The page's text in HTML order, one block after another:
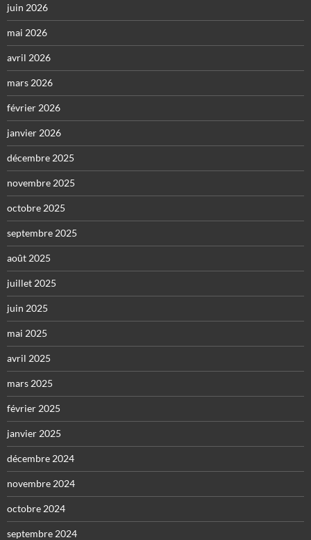
juin 2026
mai 2026
avril 2026
mars 2026
février 2026
janvier 2026
décembre 2025
novembre 2025
octobre 2025
septembre 2025
août 2025
juillet 2025
juin 2025
mai 2025
avril 2025
mars 2025
février 2025
janvier 2025
décembre 2024
novembre 2024
octobre 2024
septembre 2024